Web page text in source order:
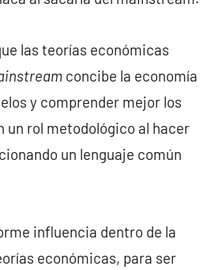
las teorías económicas
concibe la economía
y comprender mejor los
un rol metodológico al hacer
un lenguaje común
influencia dentro de la
económicas, para ser